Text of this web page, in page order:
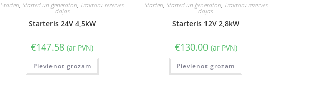
Starteri,Starteri un ģeneratori, Traktoru rezerves
daļas
Starteris 24V 4,5kW
€147.58 (ar PVN)
Pievienot grozam
Starteri, Starteri un ģeneratori, Traktoru rezerves
daļas
Starteris 12V 2,8kW
€130.00 (ar PVN)
Pievienot grozam